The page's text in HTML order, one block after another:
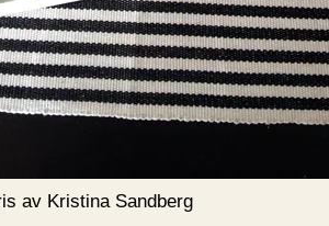
av Kristina Sandberg